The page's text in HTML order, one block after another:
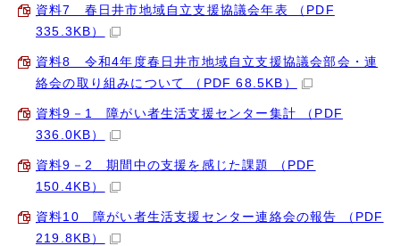
資料7 春日井市地域自立支援協議会年表 （PDF
335.3KB）
資料8 令和4年度春日井市地域自立支援協議会部会・連
絡会の取り組みについて （PDF 68.5KB）
資料9－1 障がい者生活支援センター集計 （PDF
336.0KB）
資料9－2 期間中の支援を感じた課題 （PDF
150.4KB）
資料10 障がい者生活支援センター連絡会の報告 （PDF
219.8KB）